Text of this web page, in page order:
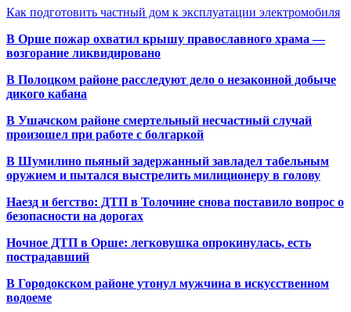
Как подготовить частный дом к эксплуатации электромобиля
В Орше пожар охватил крышу православного храма —
возгорание ликвидировано
В Полоцком районе расследуют дело о незаконной добыче
дикого кабана
В Ушачском районе смертельный несчастный случай
произошел при работе с болгаркой
В Шумилино пьяный задержанный завладел табельным
оружием и пытался выстрелить милиционеру в голову
Наезд и бегство: ДТП в Толочине снова поставило вопрос о
безопасности на дорогах
Ночное ДТП в Орше: легковушка опрокинулась, есть
пострадавший
В Городокском районе утонул мужчина в искусственном
водоеме